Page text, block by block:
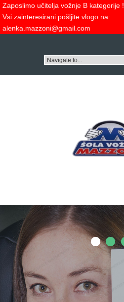
Zaposlimo učitelja vožnje B kategorije !
Vsi zainteresirani pošljite vlogo na:
alenka.mazzoni@gmail.com